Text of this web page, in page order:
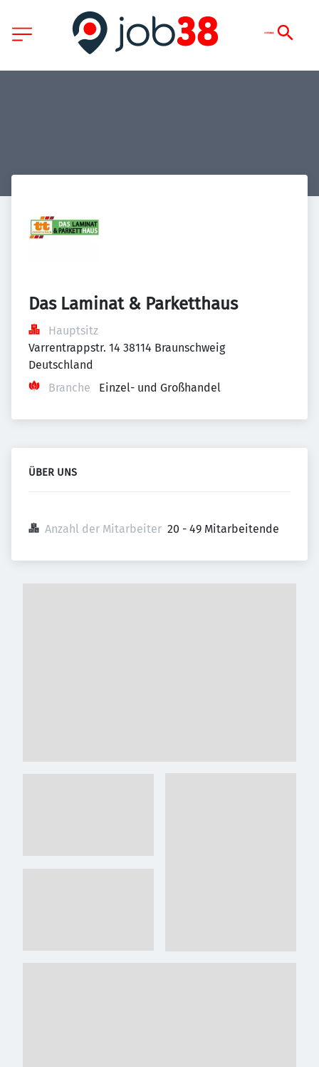
Das Laminat & Parketthaus
Hauptsitz
Varrentrappstr. 14 38114 Braunschweig
Deutschland
Branche
Einzel- und Großhandel
ÜBER UNS
Anzahl der Mitarbeiter 20 - 49 Mitarbeitende